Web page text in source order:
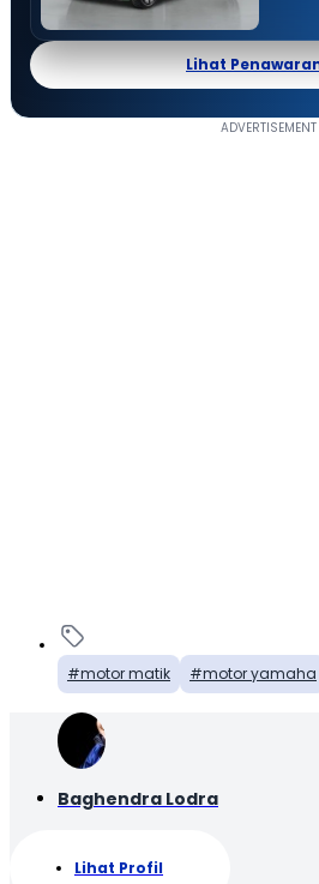
Lihat
motor matik motor yamaha
Baghendra Lodra
Lihat Profil